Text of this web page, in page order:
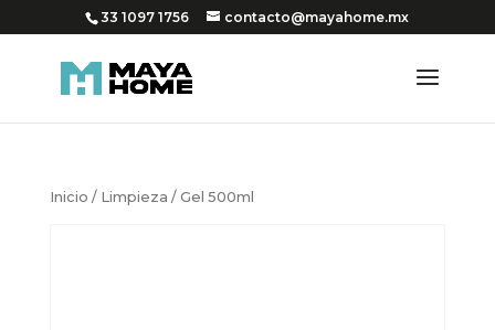
33 1097 1756 contacto@mayahome.mx
Inicio / Limpieza / Gel 500ml